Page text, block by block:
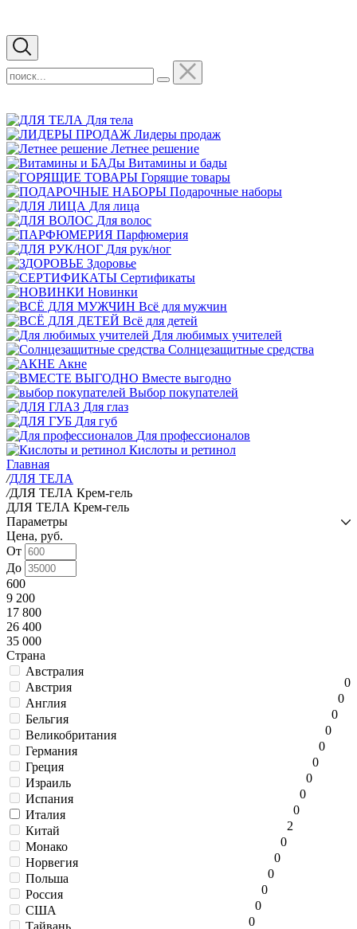
Для тела
Лидеры продаж
Летнее решение
Витамины и бады
Горящие товары
Подарочные наборы
Для лица
Для волос
Парфюмерия
Для рук/ног
Здоровье
Сертификаты
Новинки
Всё для мужчин
Всё для детей
Для любимых учителей
Cолнцезащитные средства
Акне
Вместе выгодно
Выбор покупателей
Для глаз
Для губ
Для профессионалов
Кислоты и ретинол
Главная
/ДЛЯ ТЕЛА
/ДЛЯ ТЕЛА Крем-гель
ДЛЯ ТЕЛА Крем-гель
Параметры
Цена, руб.
От
До
600
9 200
17 800
26 400
35 000
Страна
Австралия
0
Австрия
0
Англия
0
Бельгия
0
Великобритания
0
Германия
0
Греция
0
Израиль
0
Испания
0
Италия
2
Китай
0
Монако
0
Норвегия
0
Польша
0
Россия
0
США
0
Тайвань